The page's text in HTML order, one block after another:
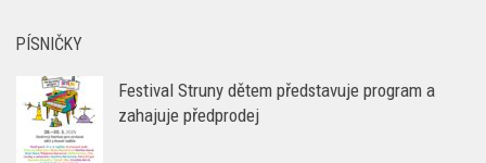
Vyrazte s dětmi na pestrobarevný koncert a užijte